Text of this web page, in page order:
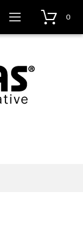
0